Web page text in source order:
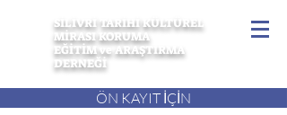
SİLİVRİ TARİHİ KÜLTÜREL
MİRASI KORUMA
EĞİTİM ve ARAŞTIRMA
DERNEĞİ
ÖN KAYIT İÇİN